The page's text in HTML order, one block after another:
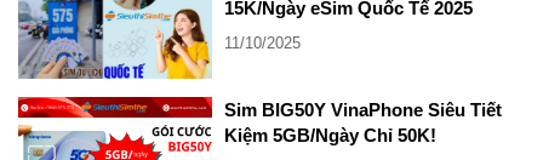
15K/Ngày eSim Quốc Tế 2025
11/10/2025
Sim BIG50Y VinaPhone Siêu Tiết
Kiệm 5GB/Ngày Chỉ 50K!